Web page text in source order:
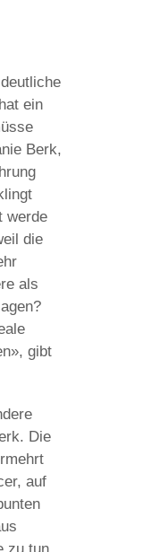
ein
Berk,
werde
die
als
gibt
Die
auf